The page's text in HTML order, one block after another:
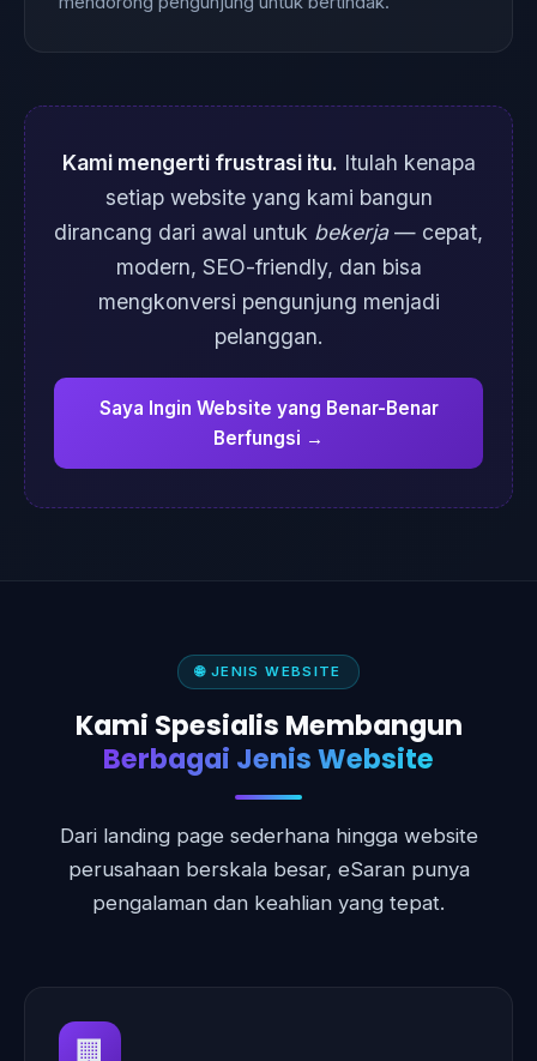
Kami mengerti frustrasi itu. Itulah kenapa
setiap website yang kami bangun
dirancang dari awal untuk bekerja— cepat,
modern, SEO-friendly, dan bisa
mengkonversi pengunjung menjadi
pelanggan.
Saya Ingin Website yang Benar-Benar
Berfungsi →
🌐 JENIS WEBSITE
Kami Spesialis Membangun
Berbagai Jenis Website
Dari landing page sederhana hingga website
perusahaan berskala besar, eSaran punya
pengalaman dan keahlian yang tepat.
🏢